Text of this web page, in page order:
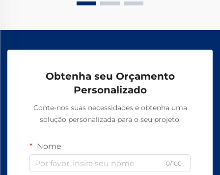
Obtenha seu Orçamento
Personalizado
Conte-nos suas necessidades e obtenha uma
solução personalizada para o seu projeto.
Nome
0/100